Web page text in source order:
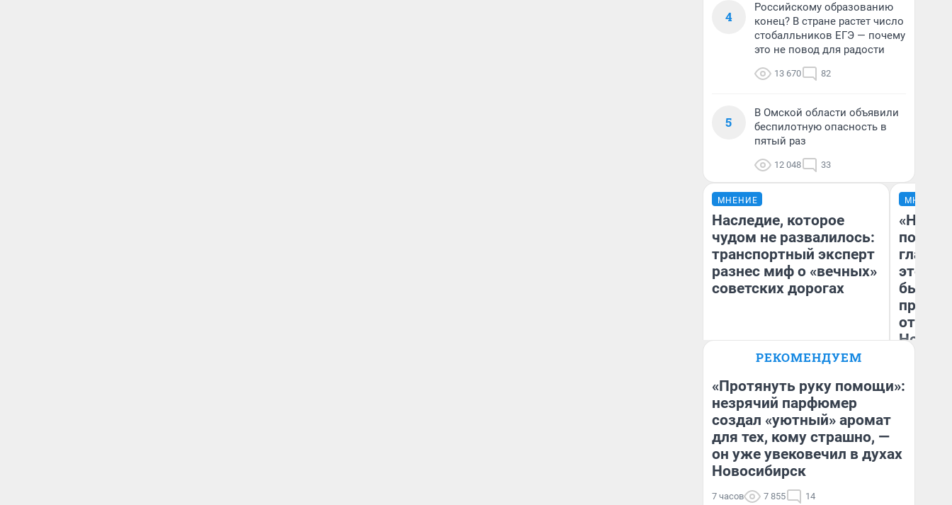
4
Российскому образованию
конец? В стране растет число
стобалльников ЕГЭ — почему
это не повод для радости
13 670 82
5
В Омской области объявили
беспилотную опасность в
пятый раз
12 048 33
МНЕНИЕ
Наследие, которое
чудом не развалилось:
транспортный эксперт
разнес миф о «вечных»
советских дорогах
Блогер, предприниматель,
бизнесе
МНЕНИЕ
этого
бьет
отзыв
Нолана
РЕКОМЕНДУЕМ
«Протянуть руку помощи»:
незрячий парфюмер
создал «уютный» аромат
для тех, кому страшно, —
он уже увековечил в духах
Новосибирск
7 часов 7 855 14